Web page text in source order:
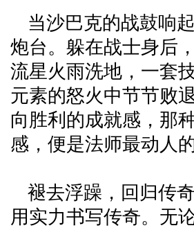
当沙巴克的战鼓响
炮台。躲在战士身后
流星火雨洗地，一套
元素的怒火中节节败
向胜利的成就感，那
感，便是法师最动人的
褪去浮躁，回归传
用实力书写传奇。无